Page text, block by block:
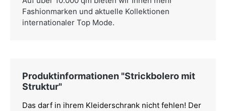
Fashionmarken und aktuelle Kollektionen
internationaler Top Mode.
Produktinformationen "Strickbolero mit
Struktur"
Das darf in ihrem Kleiderschrank nicht fehlen! Der